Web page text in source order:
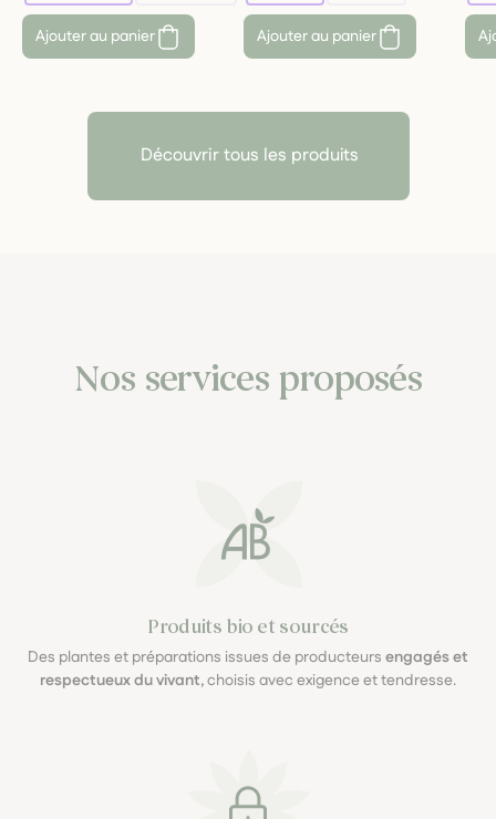
Ajouter au panier Ajouter au panier
Découvrir tous les produits
Nos services proposés
Produits bio et sourcés
Des plantes et préparations issues de producteurs engagés et
respectueux du vivant, choisis avec exigence et tendresse.